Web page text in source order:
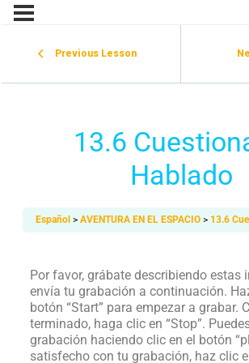
Previous Lesson
13.6
Hablado
Español AVENTURA EN EL ESPACIO 13.6
Por favor, grábate describiendo estas
envía tu grabación a continuación.
botón “Start” para empezar a grabar.
terminado, haga clic en “Stop”.
grabación haciendo clic en el botón
satisfecho con tu grabación, haz clic